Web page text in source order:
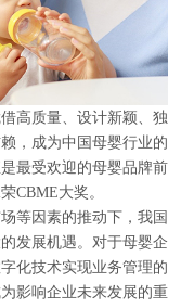
高质量、设计新颖、独
，成为中国母婴行业的
最受欢迎的母婴品牌前
CBME大奖。
等因素的推动下，我国
发展机遇。对于母婴企
化技术实现业务管理的
影响企业未来发展的重